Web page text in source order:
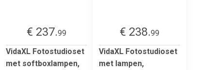
€ 237.99
VidaXL Fotostudioset
met softboxlampen,
€ 238.99
VidaXL Fotostudioset
met lampen,